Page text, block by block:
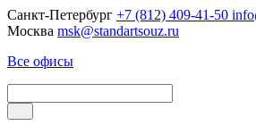
Санкт-Петербург +7 (812) 409-41-50
Москва msk@standartsouz.ru
Все офисы